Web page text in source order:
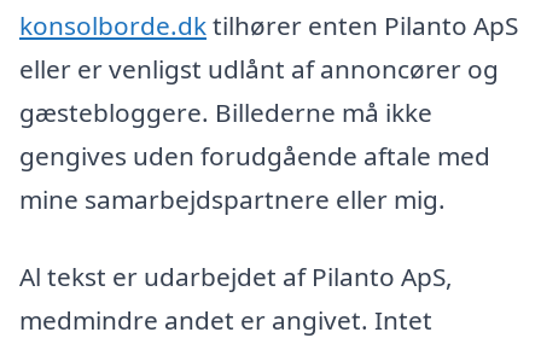
konsolborde.dktilhører enten Pilanto ApS
eller er venligst udlånt af annoncører og
gæstebloggere. Billederne må ikke
gengives uden forudgående aftale med
mine samarbejdspartnere eller mig.
Al tekst er udarbejdet af Pilanto ApS,
medmindre andet er angivet. Intet